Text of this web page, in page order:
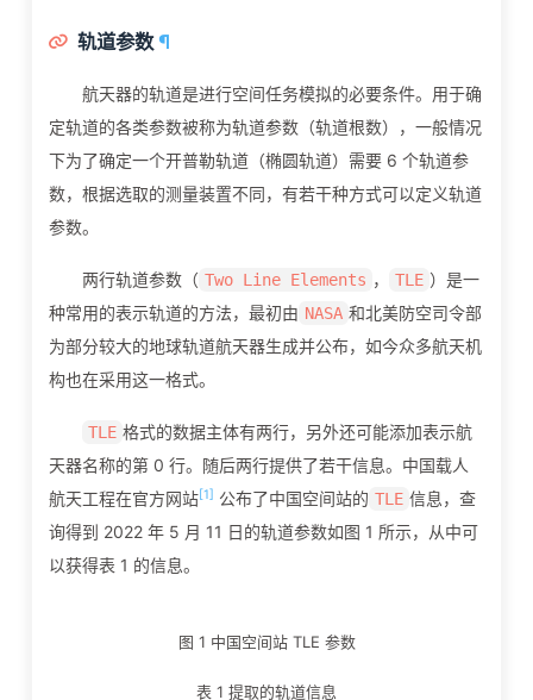
轨道参数¶
航天器的轨道是进行空间任务模拟的必要条件。用于确
定轨道的各类参数被称为轨道参数（轨道根数），一般情况
下为了确定一个开普勒轨道（椭圆轨道）需要 6 个轨道参
数，根据选取的测量装置不同，有若干种方式可以定义轨道
参数。
两行轨道参数（ Two Line Elements ， TLE ）是一
种常用的表示轨道的方法，最初由 NASA 和北美防空司令部
为部分较大的地球轨道航天器生成并公布，如今众多航天机
构也在采用这一格式。
TLE 格式的数据主体有两行，另外还可能添加表示航
天器名称的第 0 行。随后两行提供了若干信息。中国载人
航天工程在官方网站[1] 公布了中国空间站的 TLE 信息，查
询得到 2022 年 5 月 11 日的轨道参数如图 1 所示，从中可
以获得表 1 的信息。
图 1 中国空间站 TLE 参数
表 1 提取的轨道信息